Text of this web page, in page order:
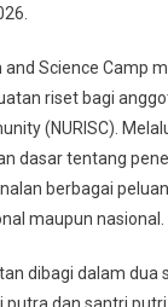
and Science Camp
riset bagi
(NURISC).
dasar tentang
berbagai
maupun nasional.
dibagi dalam dua
dan santri